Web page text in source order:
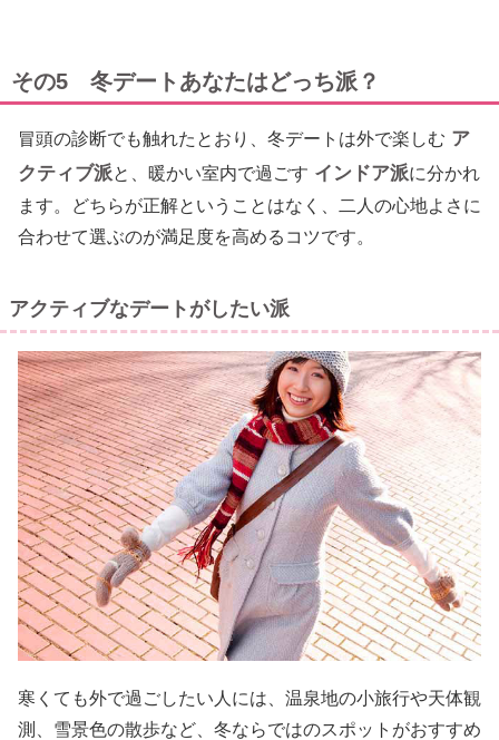
その5 冬デートあなたはどっち派？
冒頭の診断でも触れたとおり、冬デートは外で楽しむ ア
クティブ派と、暖かい室内で過ごす インドア派に分かれ
ます。どちらが正解ということはなく、二人の心地よさに
合わせて選ぶのが満足度を高めるコツです。
アクティブなデートがしたい派
寒くても外で過ごしたい人には、温泉地の小旅行や天体観
測、雪景色の散歩など、冬ならではのスポットがおすすめ